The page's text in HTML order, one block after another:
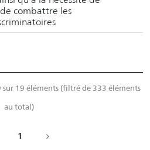
combattre les
19 éléments (filtré de 333 éléments
au total)
1